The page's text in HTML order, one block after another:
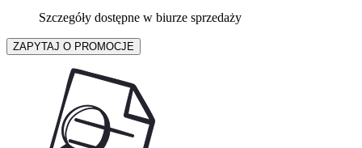
Szczegóły dostępne w biurze sprzedaży
ZAPYTAJ O PROMOCJE